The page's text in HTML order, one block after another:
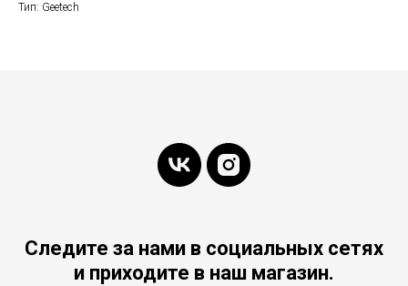
Тип: Geetech
Следите за нами в социальных сетях
и приходите в наш магазин.